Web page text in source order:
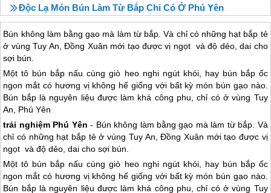
Độc Lạ Món Bún Làm Từ Bắp Chỉ Có Ở Phú Yên
Bún không làm bằng gạo mà làm từ bắp. Và chỉ có những hạt bắp tẻ
ở vùng Tuy An, Đồng Xuân mới tạo được vị ngọt và độ dẻo, dai cho
sợi bún.
Một tô bún bắp nấu cùng giò heo nghi ngút khói, hay bún bắp ốc
ngon mắt có hương vị không hế giống với bất kỳ món bún gạo nào.
Bún bắp là nguyên liệu được làm khá công phu, chỉ có ở vùng Tuy
An, Phú Yên
trải nghiệm Phú Yên - Bún không làm bằng gạo mà làm từ bắp. Và
chỉ có những hạt bắp tẻ ở vùng Tuy An, Đồng Xuân mới tạo được vị
ngọt và độ dẻo, dai cho sợi bún.
Một tô bún bắp nấu cùng giò heo nghi ngút khói, hay bún bắp ốc
ngon mắt có hương vị không hế giống với bất kỳ món bún gạo nào.
Bún bắp là nguyên liệu được làm khá công phu, chỉ có ở vùng Tuy